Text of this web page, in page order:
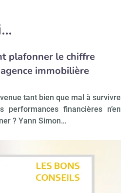
plafonner le chiffre
immobilière
tant bien que mal à survivre
financières n’en
? Yann Simon…
Immo Matin
Valider